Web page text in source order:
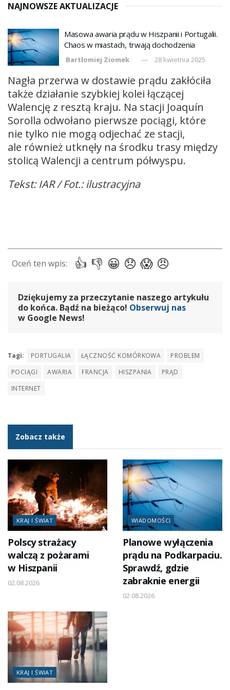
NAJNOWSZE AKTUALIZACJE
Masowa awaria prądu w Hiszpanii i Portugalii.
Chaos w miastach, trwają dochodzenia
Bartłomiej Ziomek 28 kwietnia 2025
Nagła przerwa w dostawie prądu zakłóciła
także działanie szybkiej kolei łączącej
Walencję z resztą kraju. Na stacji Joaquín
Sorolla odwołano pierwsze pociągi, które
nie tylko nie mogą odjechać ze stacji,
ale również utknęły na środku trasy między
stolicą Walencji a centrum półwyspu.
Tekst: IAR / Fot.: ilustracyjna
Dziękujemy za przeczytanie naszego artykułu
do końca. Bądź na bieżąco! Obserwuj nas
w Google News!
Tagi: PORTUGALIA ŁĄCZNOŚĆ KOMÓRKOWA
PROBLEM
POCIĄGI
AWARIA FRANCJA HISZPANIA
PRĄD
INTERNET
Zobacz także
KRAJ I ŚWIAT
Polscy strażacy
walczą z pożarami
w Hiszpanii
02.08.2026
WIADOMOŚCI
Planowe wyłączenia
prądu na Podkarpaciu.
Sprawdź, gdzie
zabraknie energii
02.08.2026
KRAJ I ŚWIAT